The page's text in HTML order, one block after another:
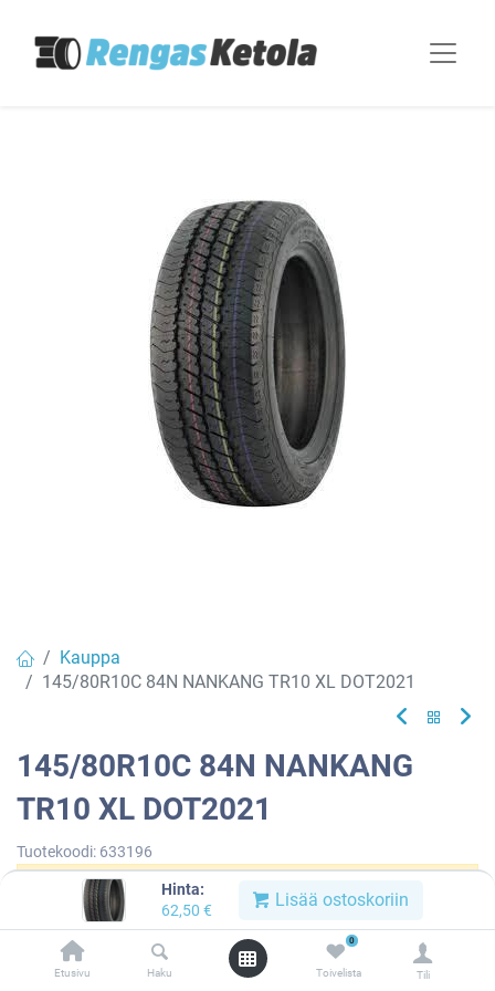
Hinta:
62,50 € Lisää ostoskoriin
Etusivu Haku
0
Toivelista Tili
Kauppa
145/80R10C 84N NANKANG TR10 XL DOT2021
145/80R10C 84N NANKANG
TR10 XL DOT2021
Tuotekoodi: 633196
Tällä tuotteella ei ole kelvollista yhdistelmää.
NANKANG